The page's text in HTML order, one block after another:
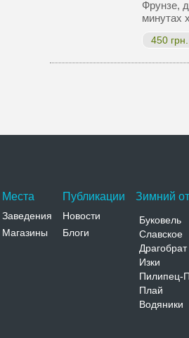
Фрунзе,
минутах
450 грн.
Места
Заведения
Магазины
Публикации
Новости
Блоги
Зимний
Буковель
Славское
Драгобрат
Изки
Пилипец-
Плай
Водяники